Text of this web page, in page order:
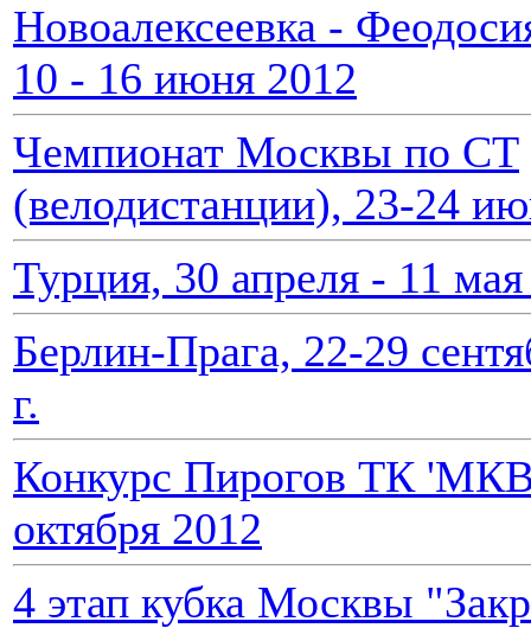
Новоалексеевка -
10 - 16 июня 2012
Чемпионат Москвы по СТ
(велодистанции), 23-24
Турция, 30 апреля - 11 мая
Берлин-Прага, 22-29
г.
Конкурс Пирогов ТК
октября 2012
4 этап кубка Москвы